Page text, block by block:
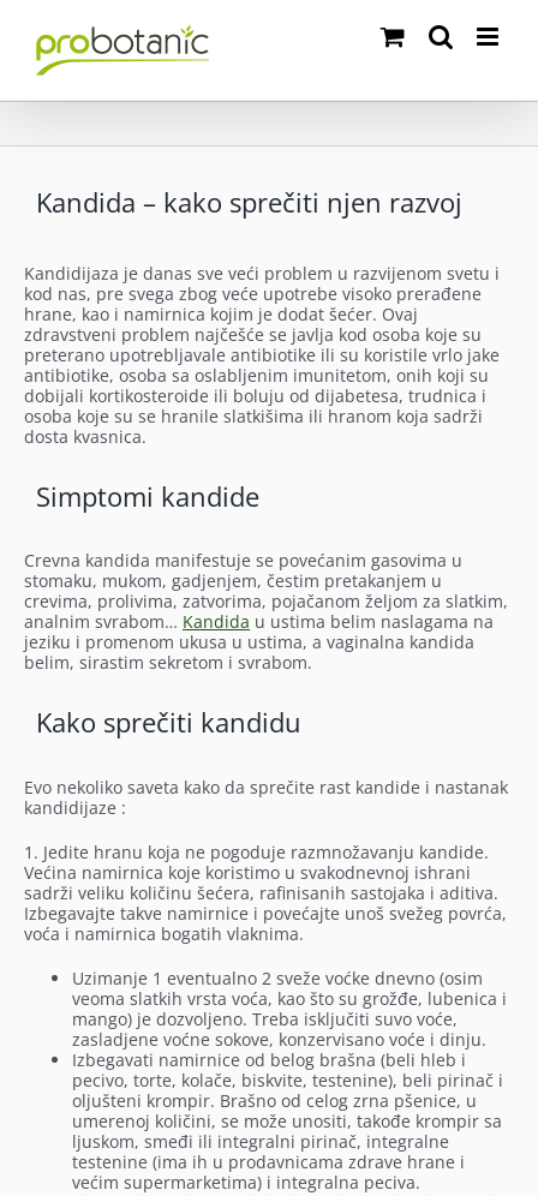
content
Kandida – kako sprečiti njen razvoj
Kandidijaza je danas sve veći problem u razvijenom svetu i
kod nas, pre svega zbog veće upotrebe visoko prerađene
hrane, kao i namirnica kojim je dodat šećer. Ovaj
zdravstveni problem najčešće se javlja kod osoba koje su
preterano upotrebljavale antibiotike ili su koristile vrlo jake
antibiotike, osoba sa oslabljenim imunitetom, onih koji su
dobijali kortikosteroide ili boluju od dijabetesa, trudnica i
osoba koje su se hranile slatkišima ili hranom koja sadrži
dosta kvasnica.
Simptomi kandide
Crevna kandida manifestuje se povećanim gasovima u
stomaku, mukom, gadjenjem, čestim pretakanjem u
crevima, prolivima, zatvorima, pojačanom željom za slatkim,
analnim svrabom… Kandida u ustima belim naslagama na
jeziku i promenom ukusa u ustima, a vaginalna kandida
belim, sirastim sekretom i svrabom.
Kako sprečiti kandidu
Evo nekoliko saveta kako da sprečite rast kandide i nastanak
kandidijaze :
1. Jedite hranu koja ne pogoduje razmnožavanju kandide.
Većina namirnica koje koristimo u svakodnevnoj ishrani
sadrži veliku količinu šećera, rafinisanih sastojaka i aditiva.
Izbegavajte takve namirnice i povećajte unoš svežeg povrća,
voća i namirnica bogatih vlaknima.
Uzimanje 1 eventualno 2 sveže voćke dnevno (osim
veoma slatkih vrsta voća, kao što su grožđe, lubenica i
mango) je dozvoljeno. Treba isključiti suvo voće,
zasladjene voćne sokove, konzervisano voće i dinju.
Izbegavati namirnice od belog brašna (beli hleb i
pecivo, torte, kolače, biskvite, testenine), beli pirinač i
oljušteni krompir. Brašno od celog zrna pšenice, u
umerenoj količini, se može unositi, takođe krompir sa
ljuskom, smeđi ili integralni pirinač, integralne
testenine (ima ih u prodavnicama zdrave hrane i
većim supermarketima) i integralna peciva.